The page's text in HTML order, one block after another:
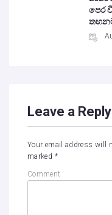
පෙර
Leave a Reply
Your email address will
marked *
Comment